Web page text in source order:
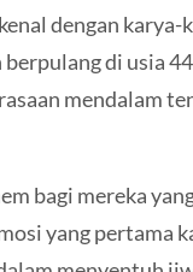
dengan
di usia
mendalam
bagi mereka
yang pertama